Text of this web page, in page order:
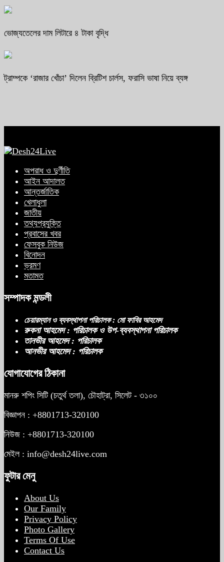
ভোজ্যতেলের দাম লিটারে ৪ টাকা বৃদ্ধি
ট্রাম্পকে ‘রাজার খোঁচা’ দিলেন ব্রিটিশ চার্লস, ফরাসি ভাষা নিয়ে ব্যঙ্গ
অপরাধ ও দুর্ণীতি
আইন আদালত
আন্তর্জাতিক
খেলাধুলা
জাতীয়
তথ্যপ্রযুক্তি
প্রবাসের খবর
ফেসবুক নিউজ
বিনোদন
ভ্রমণ
মতামত
সম্পাদক মন্ডলী
চেয়ারম্যান ও ব্যবস্থাপনা পরিচালক : মো ফাবির আহমেদ
রুকনা আহমেদ : পরিচালক ও উপ-ব্যবস্থাপনা পরিচালক
তানভীর আহমেদ : পরিচালক
আনভীর আহমেদ : পরিচালক
যোগাযোগের ঠিকানা
মানরু শপিং সিটি (চতুর্থ তলা), চৌহাট্রা, সিলেট - ৩১০০
বিজ্ঞাপন : +8801713-320100
নিউজ : +8801713-320100
মেইল : info@desh24live.com
ফুটার মেনু
About Us
Our Family
Privacy Policy
Photo Gallery
Terms Of Use
Contact Us